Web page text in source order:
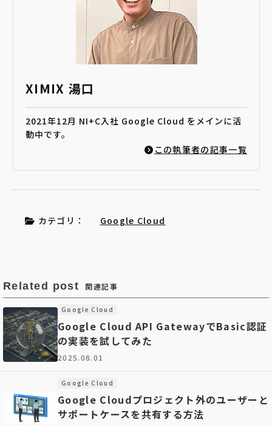
XIMIX 湯口
2021年12月 NI+C入社 Google Cloud をメインに活
動中です。
この執筆者の記事一覧
カテゴリ： Google Cloud
Related post 関連記事
Google Cloud
Google Cloud API GatewayでBasic認証
の実装を試してみた
2025.08.01
Google Cloud
Google Cloudプロジェクト外のユーザーと
サポートケースを共有する方法